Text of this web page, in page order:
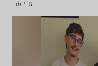
di F.S.